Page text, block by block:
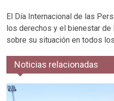
El Día Internacional de las
los derechos y el bienestar
sobre su situación en todos
Noticias relacionadas